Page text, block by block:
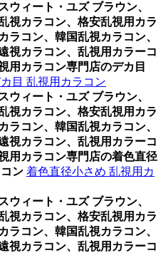
ウィート・ユズ ブラウン、
視カラコン、格安乱視用カラ
ラコン、韓国乱視カラコン、
視カラコン、乱視用カラーコ
用カラコン専門店のデカ目
目 乱視用カラコン
ウィート・ユズ ブラウン、
視カラコン、格安乱視用カラ
ラコン、韓国乱視カラコン、
視カラコン、乱視用カラーコ
用カラコン専門店の着色直径
ン 着色直径小さめ 乱視用カ
ウィート・ユズ ブラウン、
視カラコン、格安乱視用カラ
ラコン、韓国乱視カラコン、
視カラコン、乱視用カラーコ